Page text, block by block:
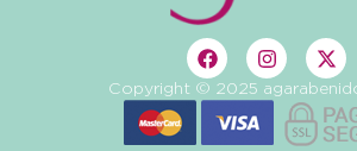
Copyright © 2025